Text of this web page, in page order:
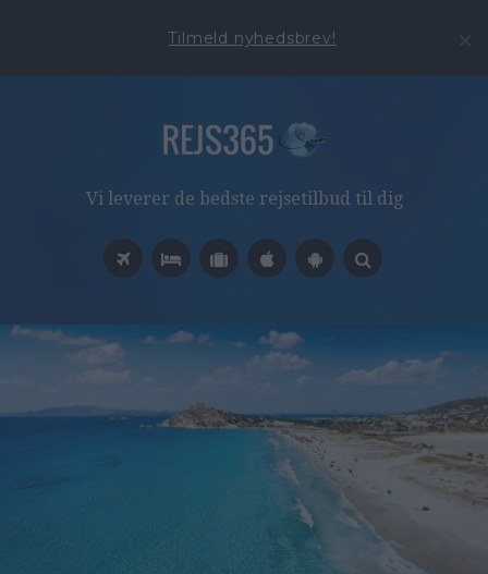
Tilmeld nyhedsbrev!
Vi leverer de bedste rejsetilbud til dig